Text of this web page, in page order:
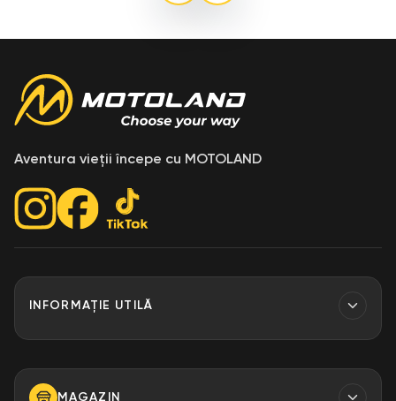
Aventura vieții începe cu MOTOLAND
INFORMAȚIE UTILĂ
MAGAZIN